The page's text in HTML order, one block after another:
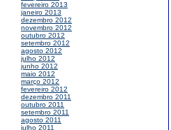
fevereiro 2013
janeiro 2013
dezembro 2012
novembro 2012
outubro 2012
setembro 2012
agosto 2012
julho 2012
junho 2012
maio 2012
março 2012
fevereiro 2012
dezembro 2011
outubro 2011
setembro 2011
agosto 2011
julho 2011